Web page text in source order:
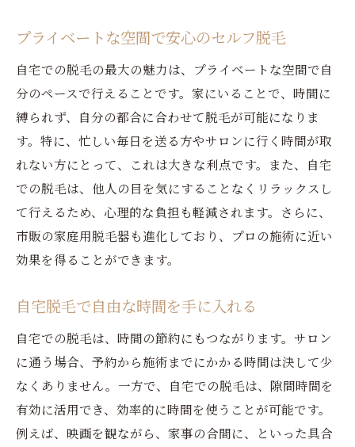
効率的に脱毛するための事前準備
初心者向けの脱毛器選びのポイント
最初に試してほしい簡単脱毛法
安全に自宅で脱毛するためのポイントと注意点
自宅脱毛における安全対策とは
肌トラブルを防ぐための注意点
安全な脱毛を実現するためのガイドライン
家庭用脱毛器の正しい使い方
トラブルを避けるための脱毛習慣
自宅脱毛がもたらす美肌の秘密
脱毛後の美肌を長持ちさせる方法
肌のケアと脱毛の相乗効果
自宅脱毛で得られる美肌とその実感
プライベートな空間で安心のセルフ脱毛
自宅での脱毛の最大の魅力は、プライベートな空間で自
分のペースで行えることです。家にいることで、時間に
縛られず、自分の都合に合わせて脱毛が可能になりま
す。特に、忙しい毎日を送る方やサロンに行く時間が取
れない方にとって、これは大きな利点です。また、自宅
での脱毛は、他人の目を気にすることなくリラックスし
て行えるため、心理的な負担も軽減されます。さらに、
市販の家庭用脱毛器も進化しており、プロの施術に近い
効果を得ることができます。
自宅脱毛で自由な時間を手に入れる
自宅での脱毛は、時間の節約にもつながります。サロン
に通う場合、予約から施術までにかかる時間は決して少
なくありません。一方で、自宅での脱毛は、隙間時間を
有効に活用でき、効率的に時間を使うことが可能です。
例えば、映画を観ながら、家事の合間に、といった具合